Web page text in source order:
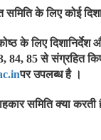
समिति के लिए कोई
के लिए
84, 85से संग्रहित
पर उपलब्ध है ।
समिति क्या